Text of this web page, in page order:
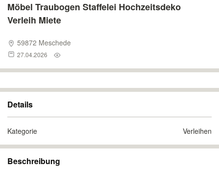
Möbel Traubogen Staffelei Hochzeitsdeko
Verleih Miete
59872 Meschede
27.04.2026
Details
Kategorie Verleihen
Beschreibung